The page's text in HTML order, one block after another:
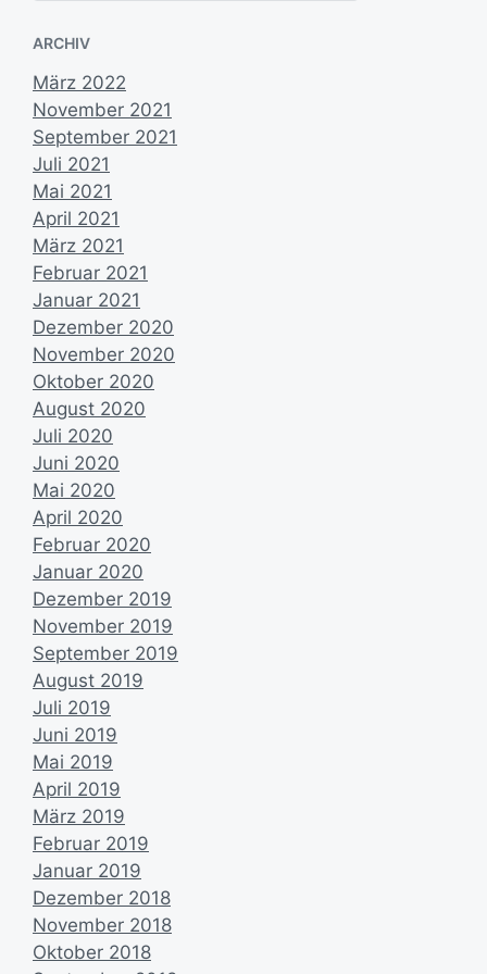
a
u
m
n
ARCHIV
März 2022
November 2021
September 2021
Juli 2021
Mai 2021
April 2021
März 2021
Februar 2021
Januar 2021
Dezember 2020
November 2020
Oktober 2020
August 2020
Juli 2020
Juni 2020
Mai 2020
April 2020
Februar 2020
Januar 2020
Dezember 2019
November 2019
September 2019
August 2019
Juli 2019
Juni 2019
Mai 2019
April 2019
März 2019
Februar 2019
Januar 2019
Dezember 2018
November 2018
Oktober 2018